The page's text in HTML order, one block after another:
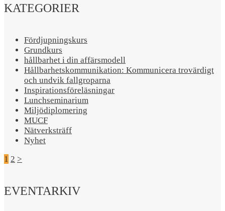
KATEGORIER
Fördjupningskurs
Grundkurs
hållbarhet i din affärsmodell
Hållbarhetskommunikation: Kommunicera trovärdigt
och undvik fallgroparna​
Inspirationsföreläsningar
Lunchseminarium
Miljödiplomering
MUCF
Nätverksträff
Nyhet
1 2 >
EVENTARKIV